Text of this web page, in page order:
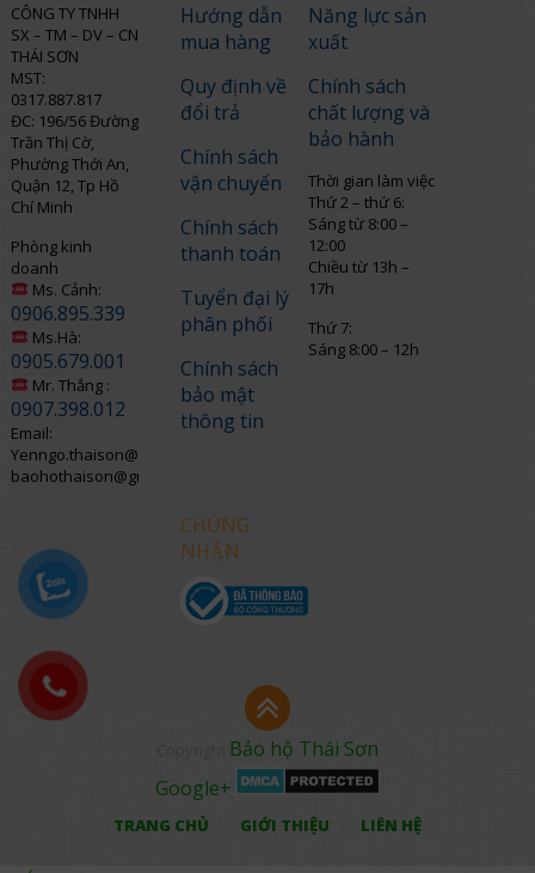
CÔNG TY TNHH
SX – TM – DV – CN
THÁI SƠN
MST:
0317.887.817
ĐC: 196/56 Đường
Trần Thị Cờ,
Phường Thới An,
Quận 12, Tp Hồ
Chí Minh
Phòng kinh
doanh
Ms. Cảnh:
0906.895.339
Ms.Hà:
0905.679.001
Mr. Thắng :
0907.398.012
Email:
Yenngo.thaison@gmail.com
baohothaison@gmail.com
Hướng dẫn
mua hàng
Quy định về
đổi trả
Chính sách
vận chuyển
Chính sách
thanh toán
Tuyển đại lý
phân phối
Chính sách
bảo mật
thông tin
CHỨNG
NHẬN
Năng lực sản
xuất
Chính sách
chất lượng và
bảo hành
Thời gian làm việc
Thứ 2 – thứ 6:
Sáng từ 8:00 –
12:00
Chiều từ 13h –
17h
Thứ 7:
Sáng 8:00 – 12h
Bảo hộ Thái Sơn
Google+
TRANG CHỦ GIỚI THIỆU LIÊN HỆ